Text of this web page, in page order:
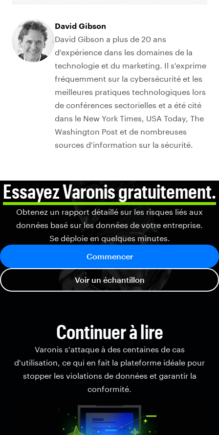
David Gibson
David Gibson a plus de 20 ans
d'expérience dans les domaines de la
technologie et du marketing. Il s'exprime
fréquemment sur la cybersécurité et les
meilleures pratiques technologiques lors
de conférences sectorielles et a été cité
dans le New York Times, USA Today, The
Washington Post et de nombreuses
sources d'information sur la sécurité.
Essayez Varonis gratuitement.
Obtenez un rapport détaillé sur les risques liés aux
données basé sur les données de votre entreprise.
Se déploie en quelques minutes.
Commencer
Voir un échantillon
Continuer à lire
Varonis s'attaque à des centaines de cas
d'utilisation, ce qui en fait la plateforme idéale pour
stopper les violations de données et garantir la
conformité.